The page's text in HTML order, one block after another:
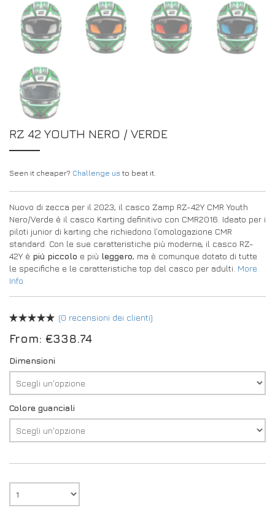
RZ 42 YOUTH NERO / VERDE
Seen it cheaper? Challenge us to beat it.
Nuovo di zecca per il 2023, il casco Zamp RZ-42Y CMR Youth
Nero/Verde è il casco Karting definitivo con CMR2016. Ideato per i
piloti junior di karting che richiedono l’omologazione CMR
standard. Con le sue caratteristiche più moderne, il casco RZ-
42Y è più piccolo e più leggero, ma è comunque dotato di tutte
le specifiche e le caratteristiche top del casco per adulti. More
Info
(0 recensioni dei clienti)
From: €338.74
Dimensioni
Colore guanciali